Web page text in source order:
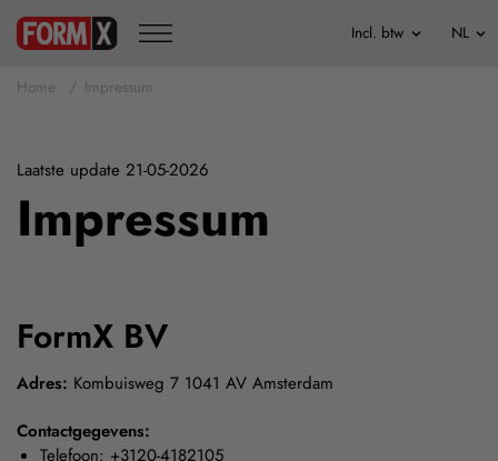
Home Impressum
Laatste update 21-05-2026
Impressum
FormX BV
Adres: Kombuisweg 7 1041 AV Amsterdam
Contactgegevens:
Telefoon: +3120-4182105